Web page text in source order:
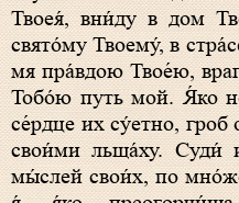
Твоея́, вни́ду в дом
свято́му Твоему́, в
мя пра́вдою Твое́ю,
Тобо́ю путь мой. Я́ко
се́рдце их су́етно, гроб
свои́ми льща́ху. Суди́
мы́слей свои́х, по